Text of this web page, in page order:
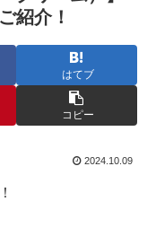
紹介！
はてブ
コピー
2024.10.09